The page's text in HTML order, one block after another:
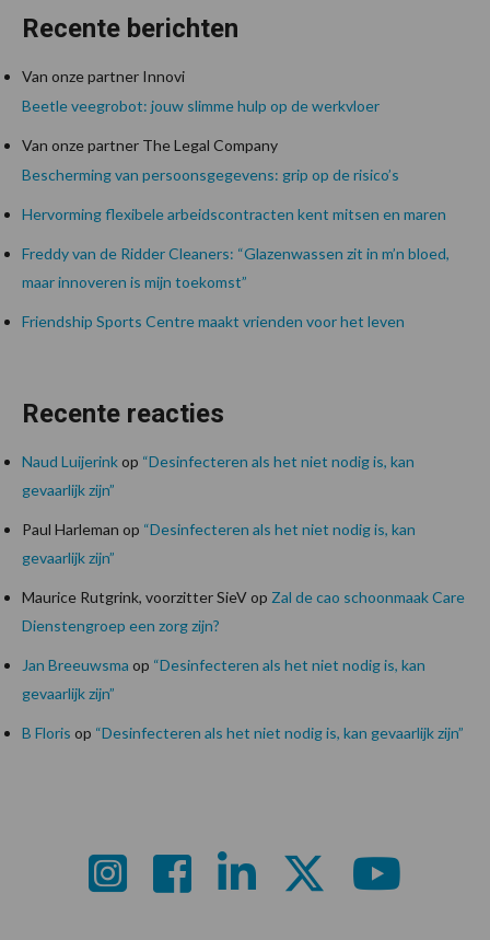
Recente berichten
Van onze partner Innovi
Beetle veegrobot: jouw slimme hulp op de werkvloer
Van onze partner The Legal Company
Bescherming van persoonsgegevens: grip op de risico’s
Hervorming flexibele arbeidscontracten kent mitsen en maren
Freddy van de Ridder Cleaners: “Glazenwassen zit in m’n bloed,
maar innoveren is mijn toekomst”
Friendship Sports Centre maakt vrienden voor het leven
Recente reacties
Naud Luijerinkop “Desinfecteren als het niet nodig is, kan
gevaarlijk zijn”
Paul Harleman op “Desinfecteren als het niet nodig is, kan
gevaarlijk zijn”
Maurice Rutgrink, voorzitter SieVop Zal de cao schoonmaak Care
Dienstengroep een zorg zijn?
Jan Breeuwsma op “Desinfecteren als het niet nodig is, kan
gevaarlijk zijn”
B Floris op “Desinfecteren als het niet nodig is, kan gevaarlijk zijn”